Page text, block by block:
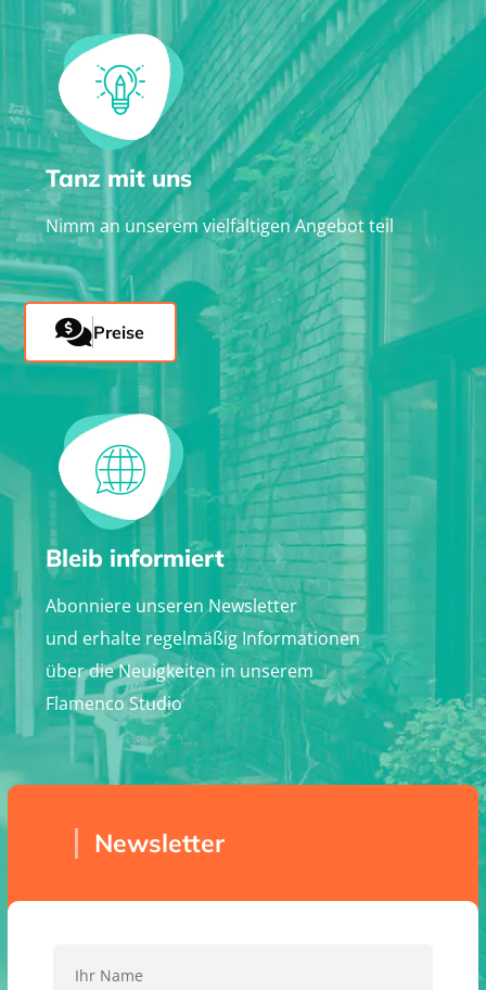
Tanz mit uns
Nimm an unserem vielfältigen Angebot teil
Preise
Bleib informiert
Abonniere unseren Newsletter
und erhalte regelmäßig Informationen
über die Neuigkeiten in unserem
Flamenco Studio
Newsletter